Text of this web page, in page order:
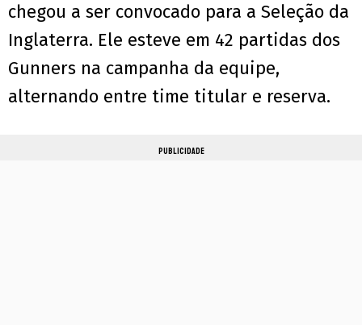
chegou a ser convocado para a Seleção da
Inglaterra. Ele esteve em 42 partidas dos
Gunners na campanha da equipe,
alternando entre time titular e reserva.
PUBLICIDADE